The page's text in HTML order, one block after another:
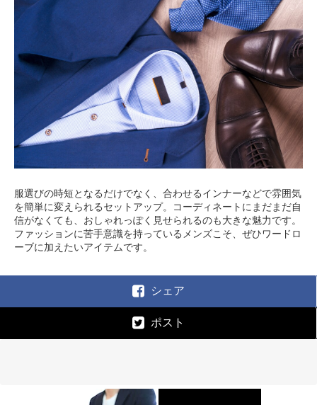
服選びの時短となるだけでなく、合わせるインナーなどで雰囲気
を簡単に変えられるセットアップ。コーディネートにまだまだ自
信がなくても、おしゃれっぽく見せられるのも大きな魅力です。
ファッションに苦手意識を持っているメンズこそ、ぜひワードロ
ーブに加えたいアイテムです。
シェア
ポスト